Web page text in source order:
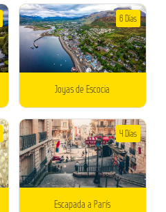
Joyas de Escocia
6 Días
Escapada a París
4 Días